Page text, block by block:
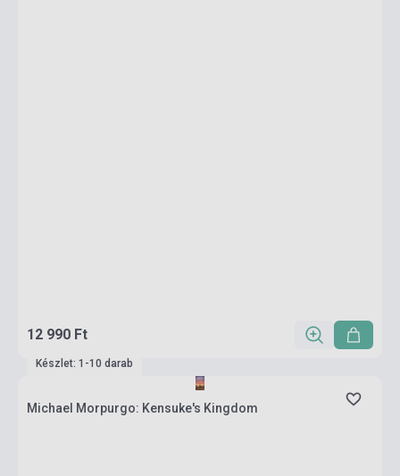
12 990 Ft
Készlet: 1-10 darab
Michael Morpurgo: Kensuke's Kingdom